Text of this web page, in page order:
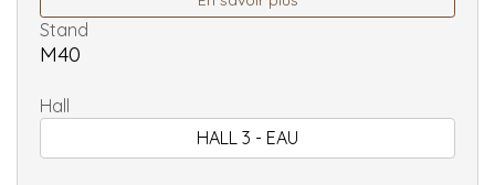
Stand
M40
Hall
HALL 3 - EAU